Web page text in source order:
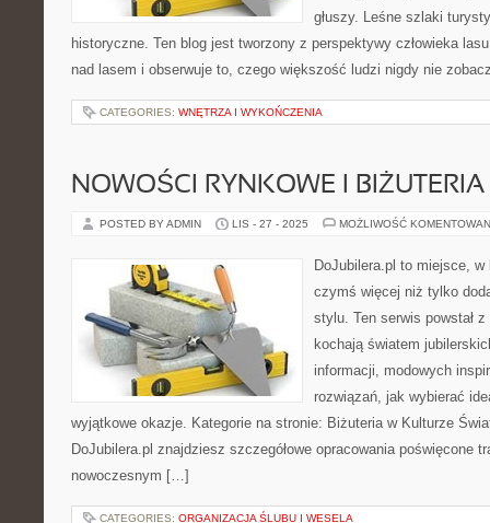
głuszy. Leśne szlaki
historyczne. Ten blog jest tworzony z perspektywy człowieka
nad lasem i obserwuje to, czego większość ludzi nigdy nie
CATEGORIES: WNĘTRZA I WYKOŃCZENIA
NOWOŚCI RYNKOWE I BIŻUTERIA
POSTED BY ADMIN LIS - 27 - 2025 MOŻLIWOŚĆ
DoJubilera.pl to miejsce,
czymś więcej niż tylko
stylu. Ten serwis powstał
kochają światem
informacji, modowych
rozwiązań, jak wybierać
wyjątkowe okazje. Kategorie na stronie: Biżuteria w Kulturze
DoJubilera.pl znajdziesz szczegółowe opracowania poświęcone
nowoczesnym […]
CATEGORIES: ORGANIZACJA ŚLUBU I WESELA